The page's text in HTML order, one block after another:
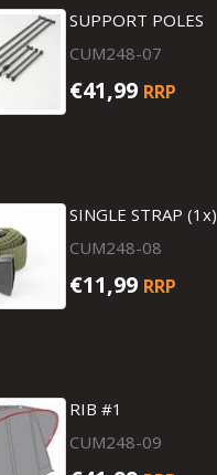
SUPPORT POLES
CUM248-07
€41,99 RRP
SINGLE STRAP (1x)
CUM248-08
€11,99 RRP
RIB #1
CUM248-09